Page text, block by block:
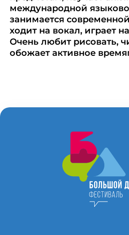
международной
занимается
ходит на вокал, играет
Очень любит рисовать,
обожает активное